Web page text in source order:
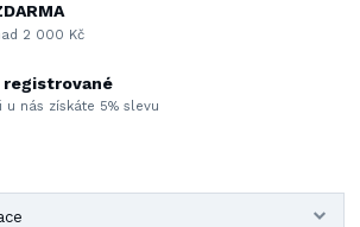
2 000 Kč
registrované
u nás získáte 5% slevu